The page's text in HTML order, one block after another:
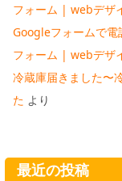
フォーム | webデザ
Googleフォームで電
フォーム | webデザ
冷蔵庫届きました〜
た より
最近の投稿